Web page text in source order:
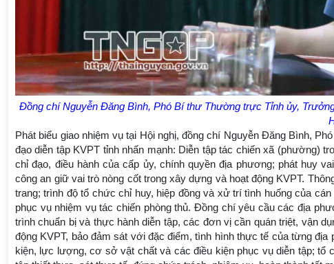
Đồng chí Nguyễn Đăng Bình, Phó Bí thư Thường trực Tỉnh ủy,
Phát biểu giao nhiệm vụ tại Hội nghị, đồng chí Nguyễn Đăng Bình,
đạo diễn tập KVPT tỉnh nhấn mạnh: Diễn tập tác chiến xã (phường)
chỉ đạo, điều hành của cấp ủy, chính quyền địa phương; phát huy
công an giữ vai trò nòng cốt trong xây dựng và hoạt động KVPT.
trang; trình độ tổ chức chỉ huy, hiệp đồng và xử trí tình huống của
phục vụ nhiệm vụ tác chiến phòng thủ. Đồng chí yêu cầu các địa
trình chuẩn bị và thực hành diễn tập, các đơn vị cần quán triệt, vận
động KVPT, bảo đảm sát với đặc điểm, tình hình thực tế của từng
kiện, lực lượng, cơ sở vật chất và các điều kiện phục vụ diễn tập; tổ